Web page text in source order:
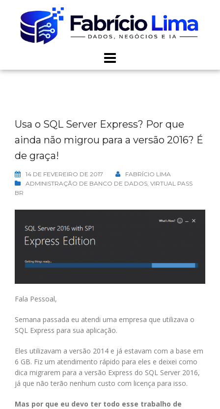
content
Usa o SQL Server Express? Por que
ainda não migrou para a versão 2016? É
de graça!
14 DE FEVEREIRO DE 2017
FABRÍCIO LIMA
ADMINISTRAÇÃO DE BANCO DE DADOS, VIRTUAL PASS
BR
Fala Pessoal,
Semana passada eu atendi uma empresa que utilizava o
SQL Express para sua aplicação.
Eles utilizavam a versão 2014 e já estavam com a base em
6 GB. Fiz um atendimento rápido para eles e deixei como
dica migrarem para a versão Express do SQL Server 2016,
já que não terão nenhum custo com licença para isso.
Mas por que eu devo ter todo esse trabalho de